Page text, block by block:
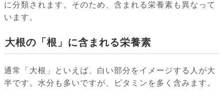
に分類されます。そのため、含まれる栄養素も異なって
います。
大根の「根」に含まれる栄養素
通常「大根」といえば、白い部分をイメージする人が大
半です。水分も多いですが、ビタミンを多く含みます。